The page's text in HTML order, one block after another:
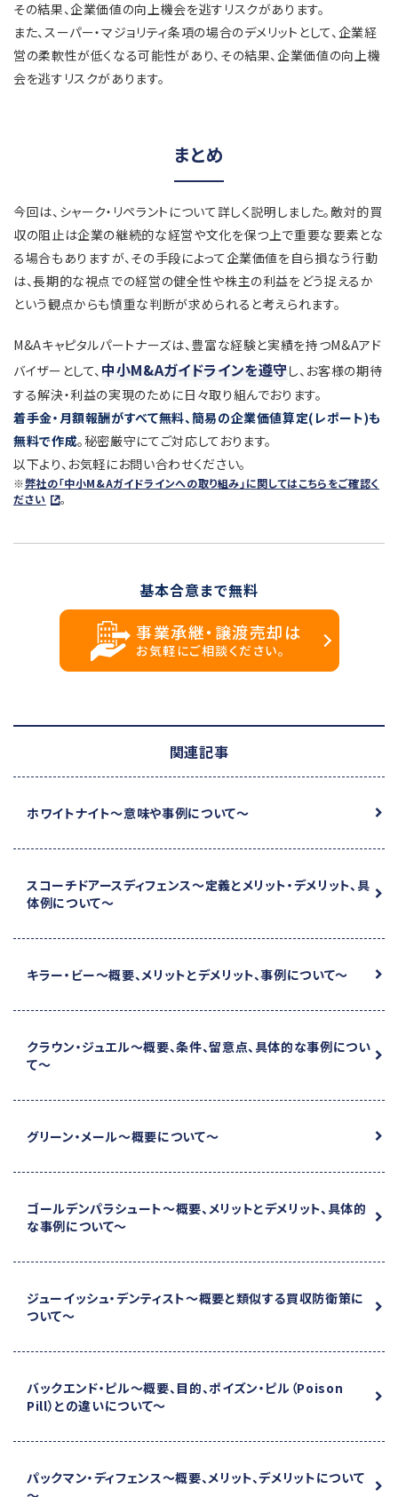
その結果、企業価値の向上機会を逃すリスクがあります。
また、スーパー・マジョリティ条項の場合のデメリットとして、企業経
営の柔軟性が低くなる可能性があり、その結果、企業価値の向上機
会を逃すリスクがあります。
まとめ
今回は、シャーク・リペラントについて詳しく説明しました。敵対的買
収の阻止は企業の継続的な経営や文化を保つ上で重要な要素とな
る場合もありますが、その手段によって企業価値を自ら損なう行動
は、長期的な視点での経営の健全性や株主の利益をどう捉えるか
という観点からも慎重な判断が求められると考えられます。
M&Aキャピタルパートナーズは、豊富な経験と実績を持つM&Aアド
バイザーとして、 中小M&Aガイドラインを遵守し、お客様の期待
する解決・利益の実現のために日々取り組んでおります。
着手金・月額報酬がすべて無料、簡易の企業価値算定(レポート)も
無料で作成。秘密厳守にてご対応しております。
以下より、お気軽にお問い合わせください。
※弊社の「中小M&Aガイドラインへの取り組み」に関してはこちらをご確認く
ださい
。
基本合意まで無料
事業承継・譲渡売却は
お気軽にご相談ください。
関連記事
ホワイトナイト～意味や事例について～
スコーチドアースディフェンス～定義とメリット・デメリット、具
体例について～
キラー・ビー～概要、メリットとデメリット、事例について～
クラウン・ジュエル～概要、条件、留意点、具体的な事例につい
て～
グリーン・メール～概要について～
ゴールデンパラシュート～概要、メリットとデメリット、具体的
な事例について～
ジューイッシュ・デンティスト～概要と類似する買収防衛策に
ついて～
バックエンド・ピル～概要、目的、ポイズン・ピル（Poison
Pill）との違いについて～
パックマン・ディフェンス～概要、メリット、デメリットについて